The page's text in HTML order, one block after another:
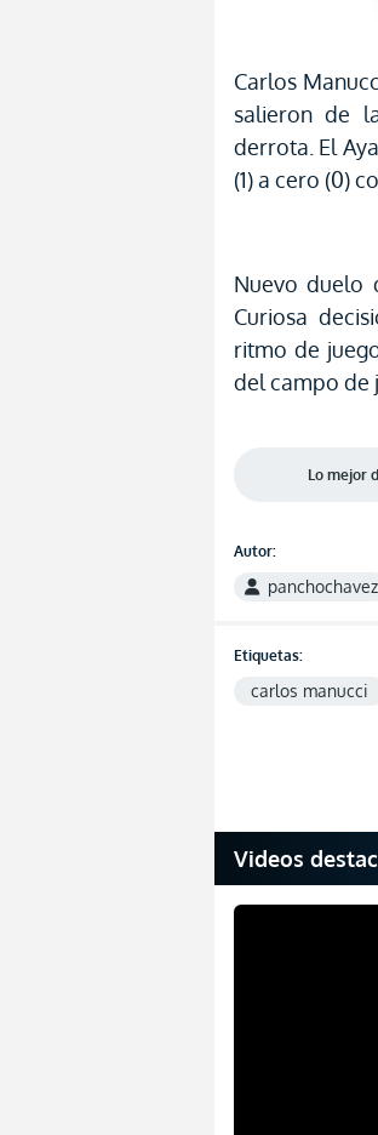
Carlos
salieron de
derrota. El
(1) a cero (0)
Nuevo duelo
Curiosa
ritmo de
del campo de
Lo mejor
Autor:
panchochavez
Etiquetas:
carlos manucci
Videos